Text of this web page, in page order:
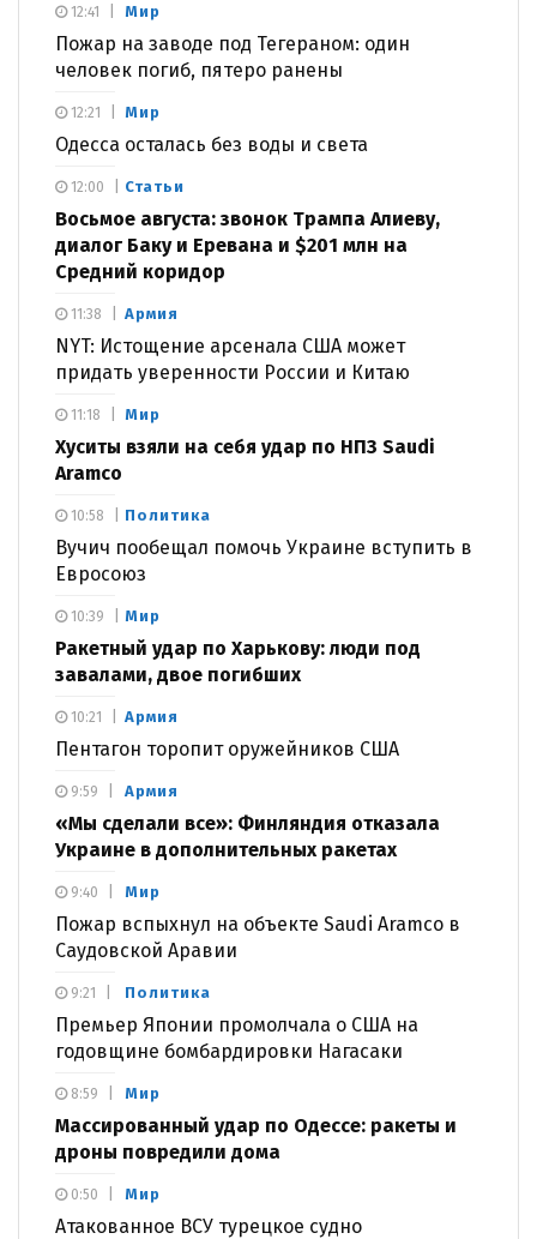
Мир
Пожар на заводе под Тегераном: один
человек погиб, пятеро ранены
12:41
Мир
Одесса осталась без воды и света
12:21
Статьи
Восьмое августа: звонок Трампа Алиеву,
диалог Баку и Еревана и $201 млн на
Средний коридор
12:00
Армия
NYT: Истощение арсенала США может
придать уверенности России и Китаю
11:38
Мир
Хуситы взяли на себя удар по НПЗ Saudi
Aramco
11:18
Политика
Вучич пообещал помочь Украине вступить в
Евросоюз
10:58
Мир
Ракетный удар по Харькову: люди под
завалами, двое погибших
10:39
Армия
Пентагон торопит оружейников США
10:21
Армия
«Мы сделали все»: Финляндия отказала
Украине в дополнительных ракетах
9:59
Мир
Пожар вспыхнул на объекте Saudi Aramco в
Саудовской Аравии
9:40
Политика
Премьер Японии промолчала о США на
годовщине бомбардировки Нагасаки
9:21
Мир
Массированный удар по Одессе: ракеты и
дроны повредили дома
8:59
Мир
Атакованное ВСУ турецкое судно
0:50